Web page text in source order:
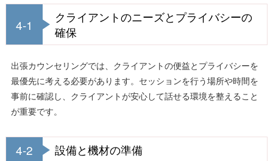
4-1
クライアントのニーズとプライバシーの
確保
出張カウンセリングでは、クライアントの便益とプライバシーを
最優先に考える必要があります。セッションを行う場所や時間を
事前に確認し、クライアントが安心して話せる環境を整えること
が重要です。
4-2 設備と機材の準備